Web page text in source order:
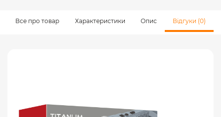
Все про товар Характеристики Опис Відгуки (0)